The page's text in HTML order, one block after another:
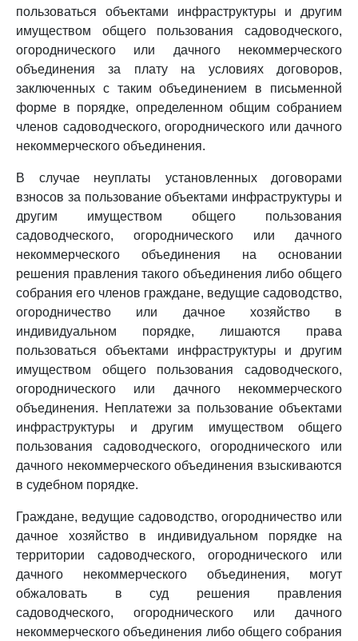
пользоваться объектами инфраструктуры и другим
имуществом общего пользования садоводческого,
огороднического или дачного некоммерческого
объединения за плату на условиях договоров,
заключенных с таким объединением в письменной
форме в порядке, определенном общим собранием
членов садоводческого, огороднического или дачного
некоммерческого объединения.
В случае неуплаты установленных договорами
взносов за пользование объектами инфраструктуры и
другим имуществом общего пользования
садоводческого, огороднического или дачного
некоммерческого объединения на основании
решения правления такого объединения либо общего
собрания его членов граждане, ведущие садоводство,
огородничество или дачное хозяйство в
индивидуальном порядке, лишаются права
пользоваться объектами инфраструктуры и другим
имуществом общего пользования садоводческого,
огороднического или дачного некоммерческого
объединения. Неплатежи за пользование объектами
инфраструктуры и другим имуществом общего
пользования садоводческого, огороднического или
дачного некоммерческого объединения взыскиваются
в судебном порядке.
Граждане, ведущие садоводство, огородничество или
дачное хозяйство в индивидуальном порядке на
территории садоводческого, огороднического или
дачного некоммерческого объединения, могут
обжаловать в суд решения правления
садоводческого, огороднического или дачного
некоммерческого объединения либо общего собрания